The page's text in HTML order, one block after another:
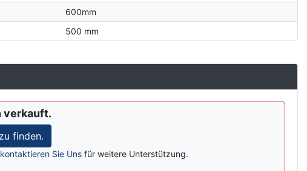
600mm
500 mm
verkauft.
finden.
kontaktieren Sie Uns für weitere Unterstützung.